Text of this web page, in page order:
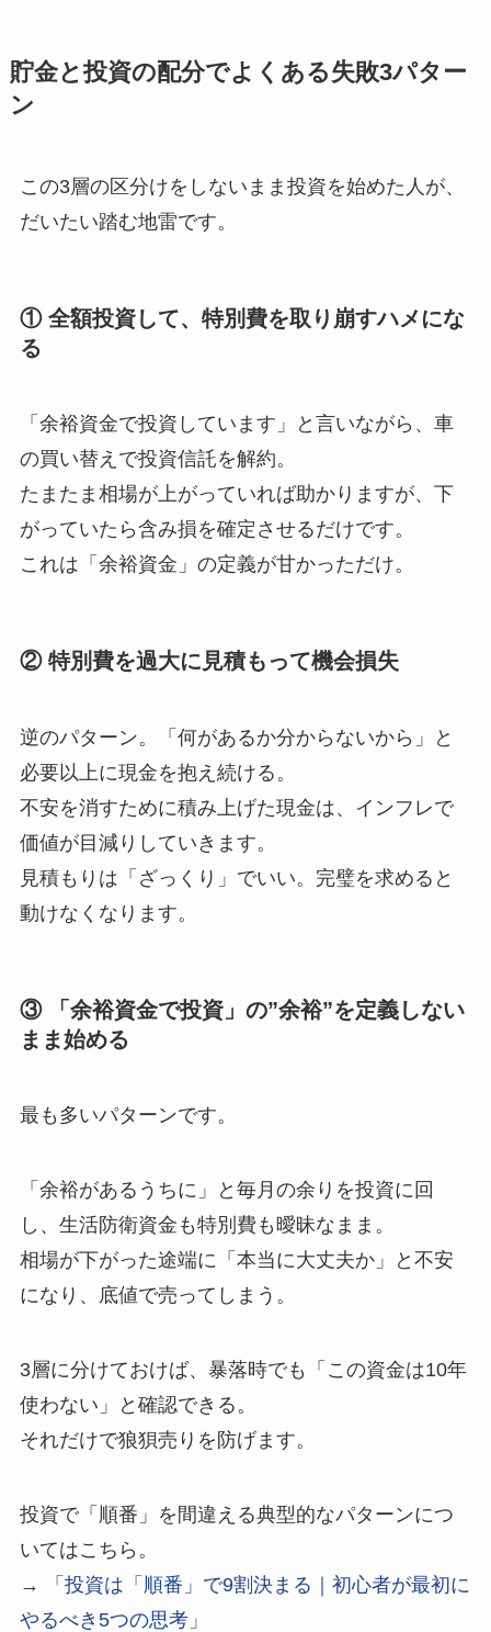
貯金と投資の配分でよくある失敗3パター
ン
この3層の区分けをしないまま投資を始めた人が、
だいたい踏む地雷です。
① 全額投資して、特別費を取り崩すハメにな
る
「余裕資金で投資しています」と言いながら、車
の買い替えで投資信託を解約。
たまたま相場が上がっていれば助かりますが、下
がっていたら含み損を確定させるだけです。
これは「余裕資金」の定義が甘かっただけ。
② 特別費を過大に見積もって機会損失
逆のパターン。「何があるか分からないから」と
必要以上に現金を抱え続ける。
不安を消すために積み上げた現金は、インフレで
価値が目減りしていきます。
見積もりは「ざっくり」でいい。完璧を求めると
動けなくなります。
③ 「余裕資金で投資」の”余裕”を定義しない
まま始める
最も多いパターンです。
「余裕があるうちに」と毎月の余りを投資に回
し、生活防衛資金も特別費も曖昧なまま。
相場が下がった途端に「本当に大丈夫か」と不安
になり、底値で売ってしまう。
3層に分けておけば、暴落時でも「この資金は10年
使わない」と確認できる。
それだけで狼狽売りを防げます。
投資で「順番」を間違える典型的なパターンにつ
いてはこちら。
→
「投資は「順番」で9割決まる｜初心者が最初に
やるべき5つの思考」